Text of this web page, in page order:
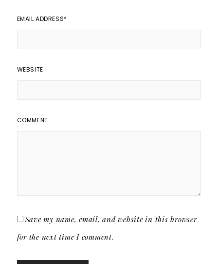
EMAIL ADDRESS*
WEBSITE
COMMENT
Save my name, email, and website in this browser
for the next time I comment.